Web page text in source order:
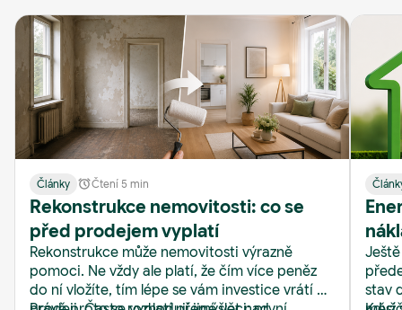
Články Čtení 5 min
Rekonstrukce nemovitosti: co se
před prodejem vyplatí
Rekonstrukce může nemovitosti výrazně
pomoci. Ne vždy ale platí, že čím více peněz
do ní vložíte, tím lépe se vám investice vrátí při
stav